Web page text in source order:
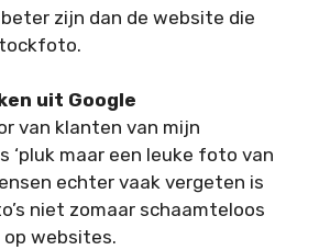
zijn dan de website die
uit Google
van klanten van mijn
‘pluk maar een leuke foto van
echter vaak vergeten is
niet zomaar schaamteloos
op websites.